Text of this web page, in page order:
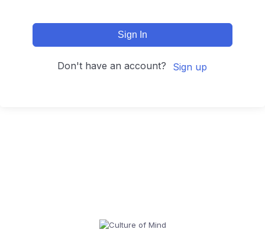
Sign In
Don't have an account? Sign up